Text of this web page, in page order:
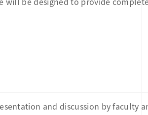
and discussion by faculty